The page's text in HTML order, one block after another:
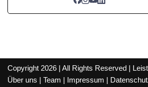
Copyright 2026 | All Rights Reserved |
Über uns
Team Impressum